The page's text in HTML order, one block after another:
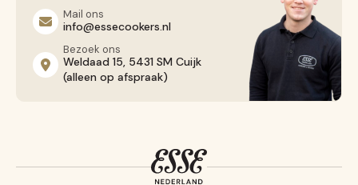
Mail ons
info@essecookers.nl
Bezoek ons
Weldaad 15, 5431 SM Cuijk
(alleen op afspraak)